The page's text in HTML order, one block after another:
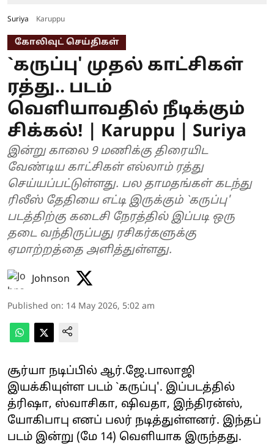
Suriya Karuppu
கோலிவுட் செய்திகள்
`கருப்பு' முதல் காட்சிகள்
ரத்து.. படம்
வெளியாவதில் நீடிக்கும்
சிக்கல்! | Karuppu | Suriya
இன்று காலை 9 மணிக்கு திரையிட
வேண்டிய காட்சிகள் எல்லாம் ரத்து
செய்யப்பட்டுள்ளது. பல தாமதங்கள் கடந்து
ரிலீஸ் தேதியை எட்டி இருக்கும் `கருப்பு'
படத்திற்கு கடைசி நேரத்தில் இப்படி ஒரு
தடை வந்திருப்பது ரசிகர்களுக்கு
ஏமாற்றத்தை அளித்துள்ளது.
Johnson
Published on: 14 May 2026, 5:02 am
சூர்யா நடிப்பில் ஆர்.ஜே.பாலாஜி
இயக்கியுள்ள படம் `கருப்பு'. இப்படத்தில்
த்ரிஷா, ஸ்வாசிகா, ஷிவதா, இந்திரன்ஸ்,
யோகிபாபு எனப் பலர் நடித்துள்ளனர். இந்தப்
படம் இன்று (மே 14) வெளியாக இருந்தது.